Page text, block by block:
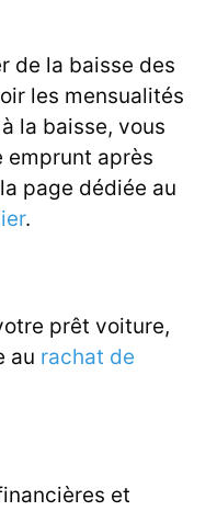
de la baisse des
les mensualités
la baisse, vous
emprunt après
page dédiée au
.
prêt voiture,
au rachat de
et